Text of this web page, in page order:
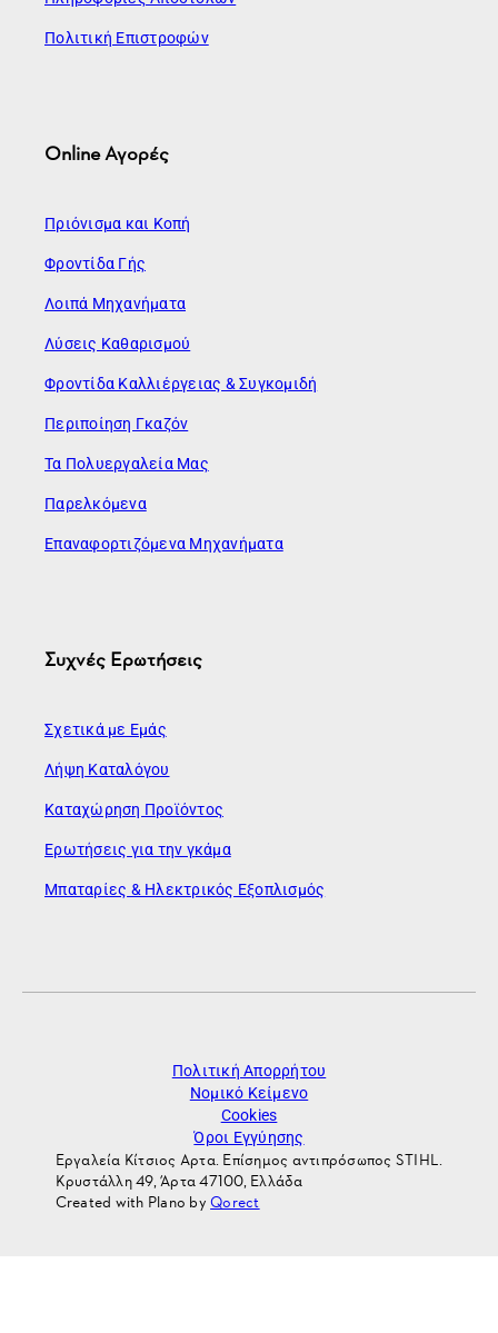
Πολιτική Επιστροφών
Online Αγορές
Πριόνισμα και Κοπή
Φροντίδα Γής
Λοιπά Μηχανήματα
Λύσεις Καθαρισμού
Φροντίδα Καλλιέργειας & Συγκομιδή
Περιποίηση Γκαζόν
Τα Πολυεργαλεία Μας
Παρελκόμενα
Επαναφορτιζόμενα Μηχανήματα
Συχνές Ερωτήσεις
Σχετικά με Εμάς
Λήψη Καταλόγου
Καταχώρηση Προϊόντος
Ερωτήσεις για την γκάμα
Μπαταρίες & Ηλεκτρικός Εξοπλισμός
Πολιτική Απορρήτου
Νομικό Κείμενο
Cookies
Όροι Εγγύησης
Εργαλεία Κίτσιος Αρτα. Επίσημος αντιπρόσωπος STIHL.
Κρυστάλλη 49, Άρτα 47100, Ελλάδα
Created with Plano byQorect